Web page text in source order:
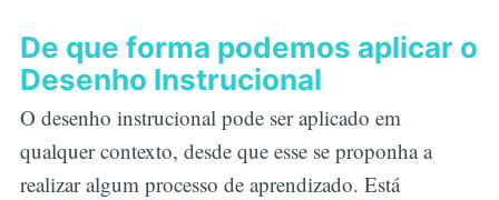
De que forma podemos aplicar o
Desenho Instrucional
O desenho instrucional pode ser aplicado em
qualquer contexto, desde que esse se proponha a
realizar algum processo de aprendizado. Está